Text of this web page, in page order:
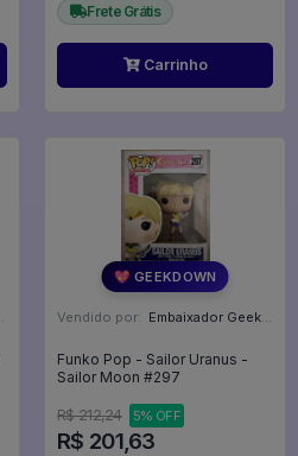
Frete Grátis
Carrinho
💖 GEEKDOWN
Vendido por: Embaixador Geek - SP
Funko Pop - Sailor Uranus -
Sailor Moon #297
R$ 212,24 5% OFF
R$ 201,63